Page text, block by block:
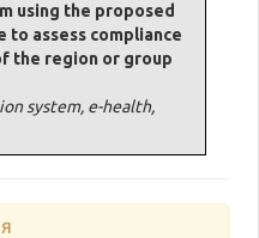
using the proposed
to assess compliance
the region or group
system, e-health,